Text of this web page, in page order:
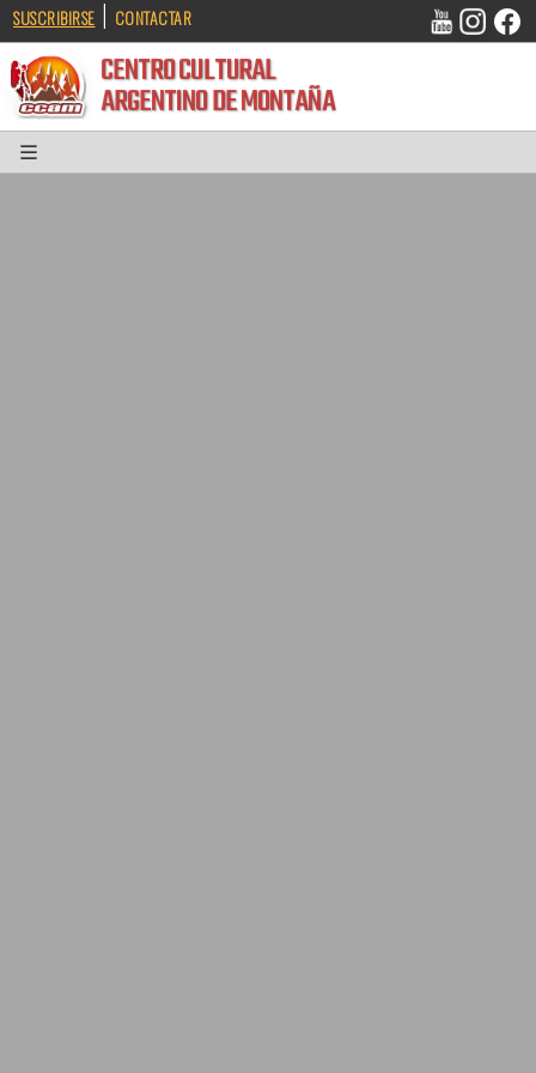
SUSCRIBIRSE | CONTACTAR
CENTRO CULTURAL
ARGENTINO DE MONTAÑA